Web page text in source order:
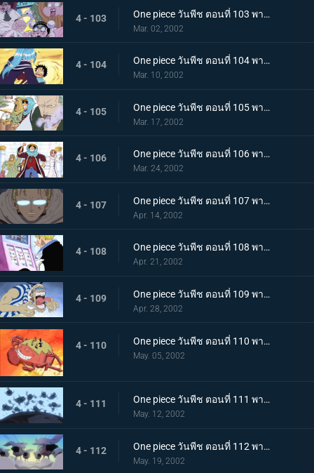
4 - 103 One piece วันพีช ตอนที่ 103 พากย์ไทย รวมพลเฉพาะกิจ แปดนาฬิกาที่สไปเดอร์คาเฟ่!
Mar. 02, 2002
4 - 104 One piece วันพีช ตอนที่ 104 พากย์ไทย ลูฟี่ ปะทะ วีวี่ คำสาบานแห่งน้ำตา ที่เอามิตรภาพเป็นเดิมพัน!
Mar. 10, 2002
4 - 105 One piece วันพีช ตอนที่ 105 พากย์ไทย เส้นทางสู่สงครามอลาบัสต้า เมืองแห่งฝัน..เรนเบส
Mar. 17, 2002
4 - 106 One piece วันพีช ตอนที่ 106 พากย์ไทย ทะลวงเข้าเรนดินัส กับดักที่เล่นเอาถึงตาย
Mar. 24, 2002
4 - 107 One piece วันพีช ตอนที่ 107 พากย์ไทย เริ่มยุทธการยูโทเปีย..คณะปฏิวัติเริ่มเคลื่อนไหว
Apr. 14, 2002
4 - 108 One piece วันพีช ตอนที่ 108 พากย์ไทย จระเข้หัวกล้วยจอมโหด ปะทะ มิสเตอร์เจ้าชาย
Apr. 21, 2002
4 - 109 One piece วันพีช ตอนที่ 109 พากย์ไทย กุญแจที่พาไปสู่อิสระ..ลูกบอลเทียนไข
Apr. 28, 2002
4 - 110 One piece วันพีช ตอนที่ 110 พากย์ไทย ศึกชี้ชะตาไร้ความปราณี..ลูฟี่ ปะทะ คร็อกโคไดล์
May. 05, 2002
4 - 111 One piece วันพีช ตอนที่ 111 พากย์ไทย มุ่งหน้าไปสู่ปาฏิหาริย์..ดินแดนแห่งสัตว์ป่าอลาบัสต้า
May. 12, 2002
4 - 112 One piece วันพีช ตอนที่ 112 พากย์ไทย คณะปฏิวัติ ปะทะ ทหารรักษาอาณาจักร..ศึกตัดสินที่ "อัลบาน่า"
May. 19, 2002